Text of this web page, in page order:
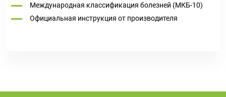
Международная классификация болезней (МКБ-10)
Официальная инструкция от производителя